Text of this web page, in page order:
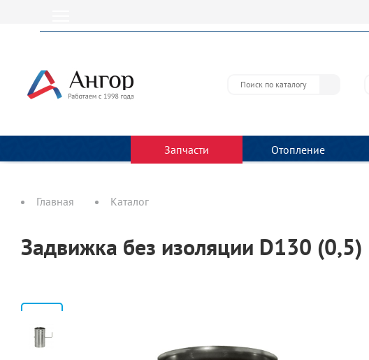
Запчасти Отопление
Главная Каталог
Задвижка без изоляции D130 (0,5)